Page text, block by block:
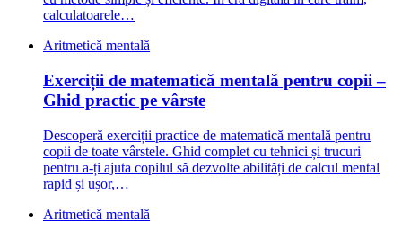
calculatoarele…
Aritmetică mentală
Exerciții de matematică mentală pentru copii –
Ghid practic pe vârste
Descoperă exerciții practice de matematică mentală pentru
copii de toate vârstele. Ghid complet cu tehnici și trucuri
pentru a-ți ajuta copilul să dezvolte abilități de calcul mental
rapid și ușor,…
Aritmetică mentală